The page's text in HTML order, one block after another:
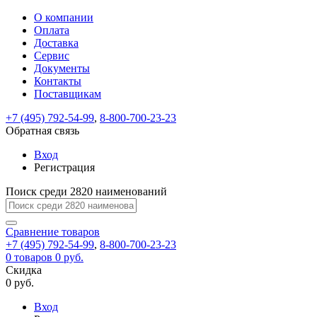
ВходРегистрация
test@example.com
отправлена
по
ней
завершения
регистрации.
Ок
Запомнить
меня
Забыли
Восстановление
пароля
Заполните
форму.
Мы
отправим
ссылку
указанный
электронный
перейдя
по
которой
вы
задать
На
вашу
почту
test@test.ru
ссылка.
Перейдите
по
для
смены
пароля.
Введите
новый
пароль
Сменить
Пароль
успешно
восстановлен
Обратная
связь
Сообщение
пользовательского
сообщение
успешно
отправлено.
О компании
Оплата
Доставка
Сервис
Документы
Контакты
Поставщикам
+7 (495) 792-54-99, 8-800-700-23-23
Обратная связь
Вход
Регистрация
Поиск среди 2820 наименований
Сравнение товаров
+7 (495) 792-54-99, 8-800-700-23-23
0 товаров 0 руб.
Скидка
0 руб.
Вход